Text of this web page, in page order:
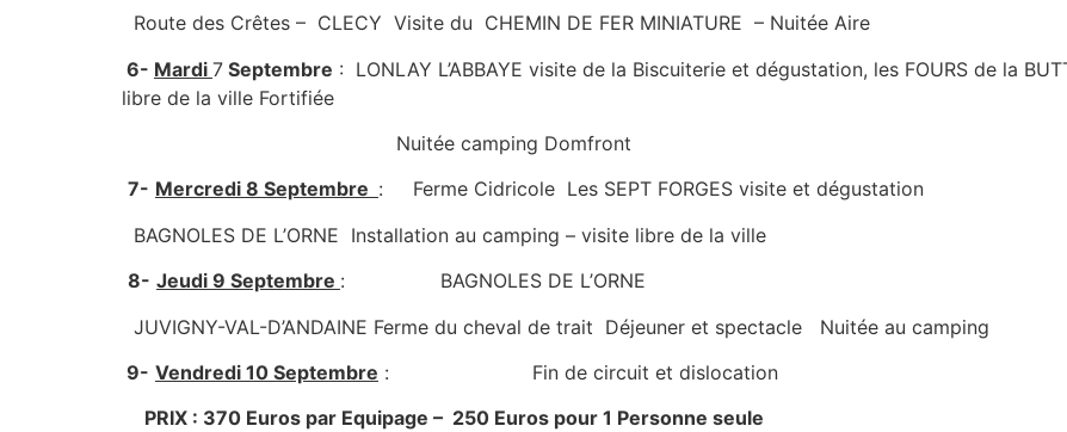
Route des Crêtes – CLECY Visite du CHEMIN DE FER MINIATURE – Nuitée Aire
6- Mardi 7 Septembre : LONLAY L’ABBAYE visite de la Biscuiterie et dégustation, les FOURS de la
libre de la ville Fortifiée
Nuitée camping Domfront
7- Mercredi 8 Septembre : Ferme Cidricole Les SEPT FORGES visite et dégustation
BAGNOLES DE L’ORNE Installation au camping – visite libre de la ville
8- Jeudi 9 Septembre : BAGNOLES DE L’ORNE
JUVIGNY-VAL-D’ANDAINE Ferme du cheval de trait Déjeuner et spectacle Nuitée au camping
9- Vendredi 10 Septembre : Fin de circuit et dislocation
PRIX : 370 Euros par Equipage – 250 Euros pour 1 Personne seule